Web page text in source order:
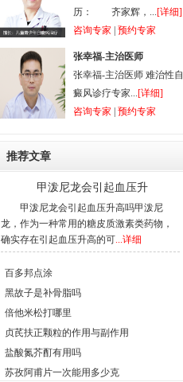
历： 齐家辉，...[详细]
咨询专家
预约专家
张幸福-主治医师
张幸福-主治医师 难治性自
癜风诊疗专家...[详细]
咨询专家
预约专家
推荐文章
甲泼尼龙会引起血压升
甲泼尼龙会引起血压升高吗甲泼尼
龙，作为一种常用的糖皮质激素类药物，
确实存在引起血压升高的可...详细
百多邦点涂
黑故子是补骨脂吗
倍他米松打哪里
贞芪扶正颗粒的作用与副作用
盐酸氮芥酊有用吗
苏孜阿甫片一次能用多少克